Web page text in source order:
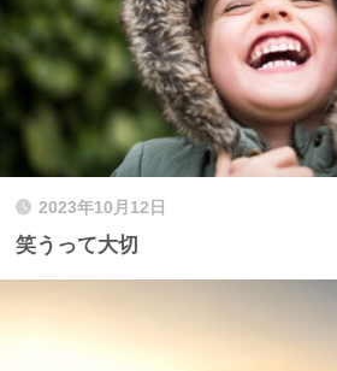
2023年10月12日
笑うって大切